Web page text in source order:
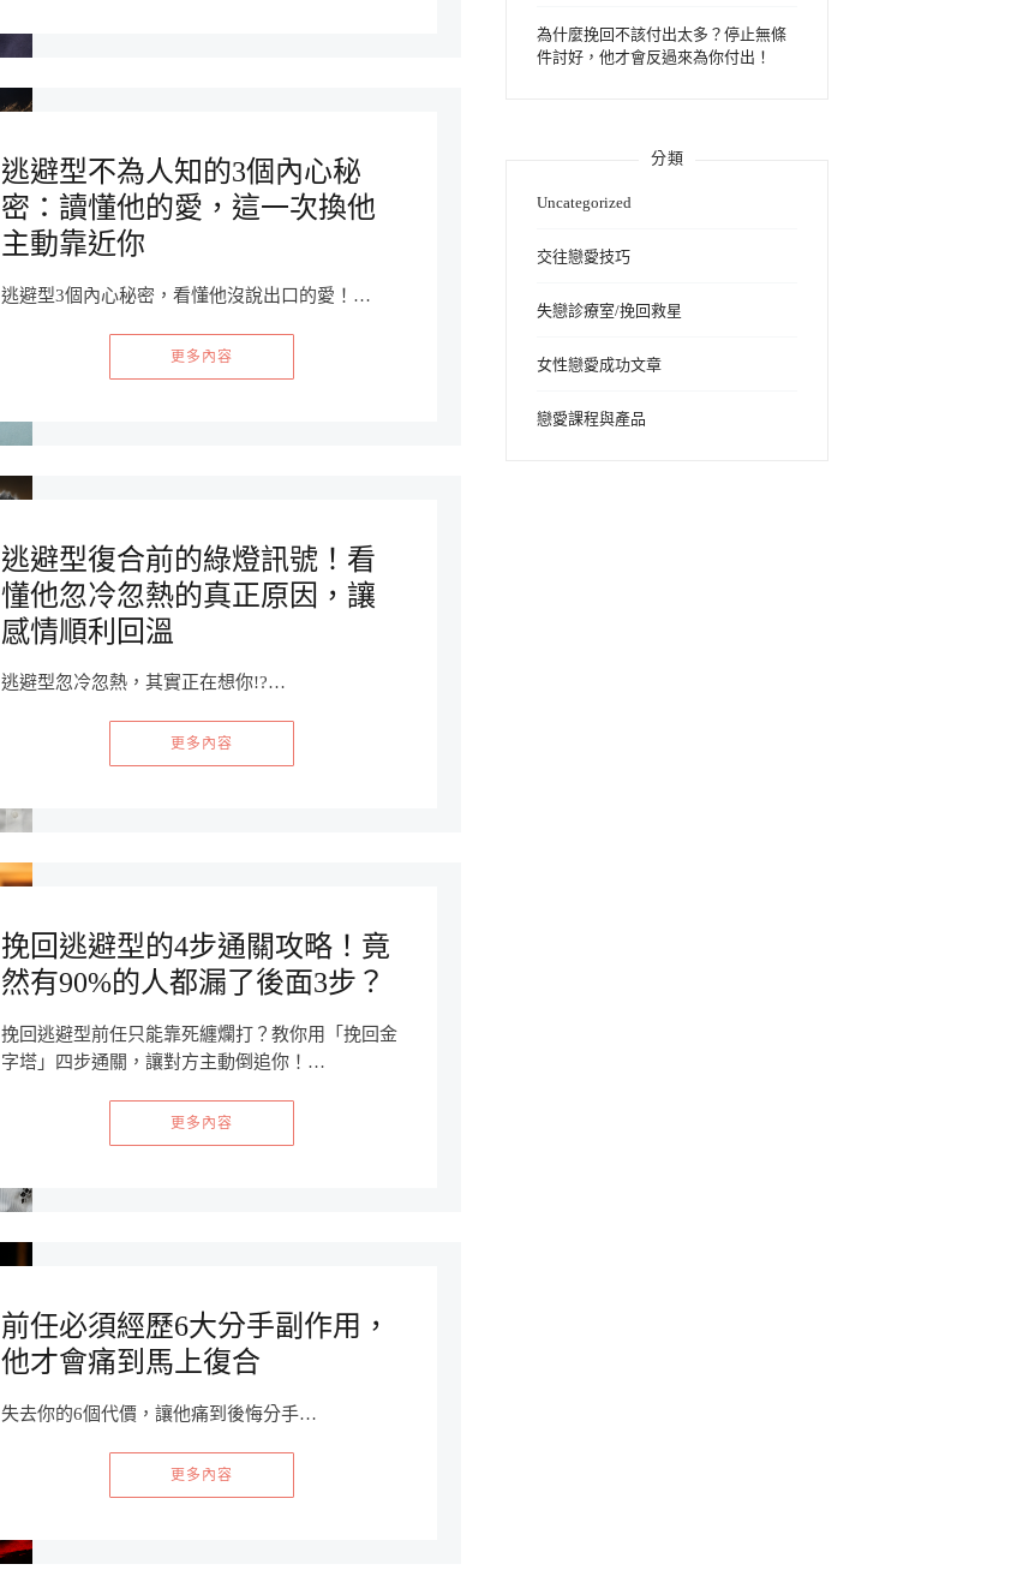
逃避型不為人知的3個內心秘
密：讀懂他的愛，這一次換他
主動靠近你
逃避型3個內心秘密，看懂他沒說出口的愛！…
更多內容
逃避型復合前的綠燈訊號！看
懂他忽冷忽熱的真正原因，讓
感情順利回溫
逃避型忽冷忽熱，其實正在想你!?…
更多內容
挽回逃避型的4步通關攻略！竟
然有90%的人都漏了後面3步？
挽回逃避型前任只能靠死纏爛打？教你用「挽回金
字塔」四步通關，讓對方主動倒追你！…
更多內容
前任必須經歷6大分手副作用，
他才會痛到馬上復合
失去你的6個代價，讓他痛到後悔分手…
更多內容
為什麼挽回不該付出太多？停止無條
件討好，他才會反過來為你付出！
分類
Uncategorized
交往戀愛技巧
失戀診療室/挽回救星
女性戀愛成功文章
戀愛課程與產品